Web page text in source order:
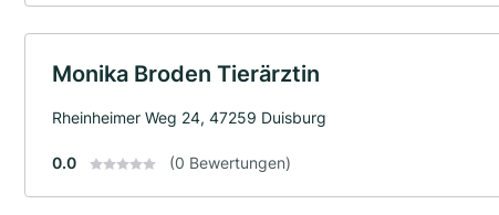
Monika Broden Tierärztin
Rheinheimer Weg 24, 47259 Duisburg
0.0 (0 Bewertungen)